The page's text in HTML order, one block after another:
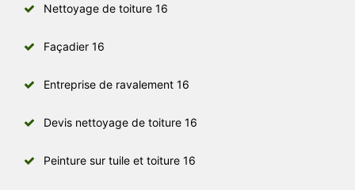
Nettoyage de toiture 16
Façadier 16
Entreprise de ravalement 16
Devis nettoyage de toiture 16
Peinture sur tuile et toiture 16